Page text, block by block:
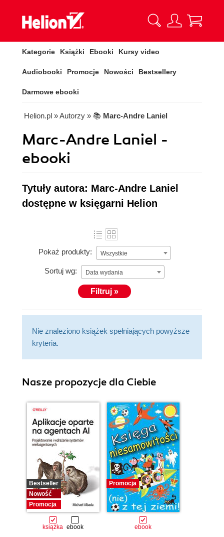
Kategorie Książki Ebooki Kursy video
Audiobooki Promocje Nowości Bestsellery
Darmowe ebooki
Helion.pl » Autorzy » 📚 Marc-Andre Laniel
Marc-Andre Laniel -
ebooki
Tytuły autora: Marc-Andre Laniel
dostępne w księgarni Helion
Pokaż produkty: Wszystkie
Sortuj wg: Data wydania
Filtruj »
Nie znaleziono książek spełniających powyższe
kryteria.
Nasze propozycje dla Ciebie
Bestseller
Nowość
Promocja
książka ebook
Promocja
ebook